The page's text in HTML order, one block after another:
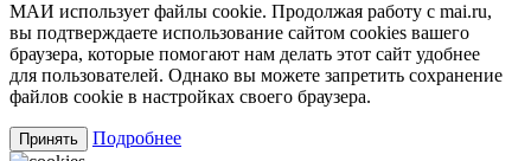
МАИ использует файлы cookie. Продолжая работу с mai.ru,
вы подтверждаете использование сайтом cookies вашего
браузера, которые помогают нам делать этот сайт удобнее
для пользователей. Однако вы можете запретить сохранение
файлов cookie в настройках своего браузера.
Принять Подробнее